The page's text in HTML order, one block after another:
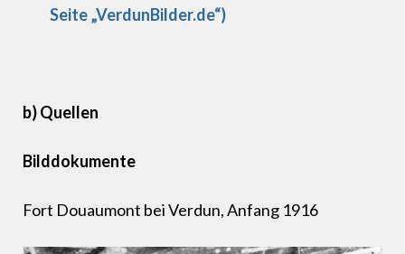
Seite „VerdunBilder.de“)
b) Quellen
Bilddokumente
Fort Douaumont bei Verdun, Anfang 1916